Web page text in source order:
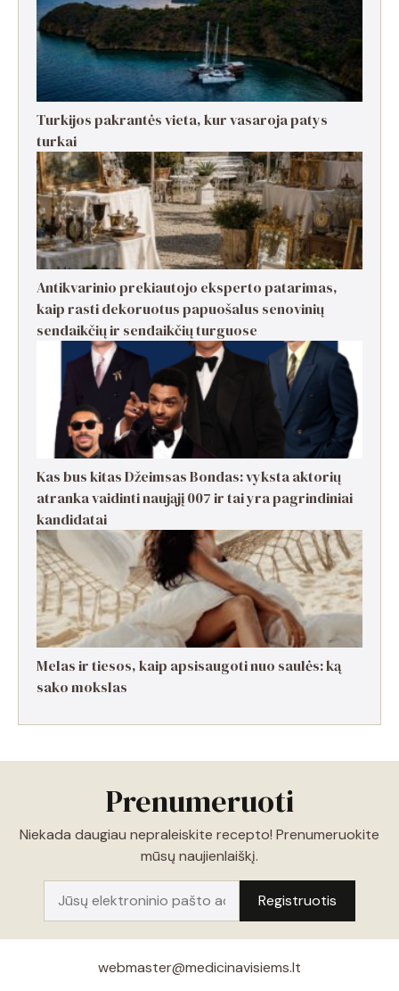
Turkijos pakrantės vieta, kur vasaroja patys
turkai
Antikvarinio prekiautojo eksperto patarimas,
kaip rasti dekoruotus papuošalus senovinių
sendaikčių ir sendaikčių turguose
Kas bus kitas Džeimsas Bondas: vyksta aktorių
atranka vaidinti naująjį 007 ir tai yra pagrindiniai
kandidatai
Melas ir tiesos, kaip apsisaugoti nuo saulės: ką
sako mokslas
Prenumeruoti
Niekada daugiau nepraleiskite recepto! Prenumeruokite
mūsų naujienlaiškį.
webmaster@medicinavisiems.lt